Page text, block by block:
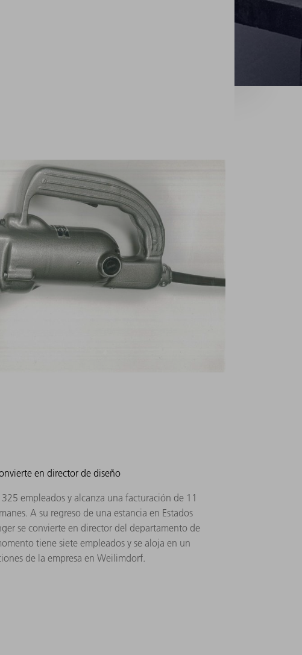
en director de diseño
empleados y alcanza una facturación de 11
A su regreso de una estancia en Estados
se convierte en director del departamento de
tiene siete empleados y se aloja en un
de la empresa en Weilimdorf.